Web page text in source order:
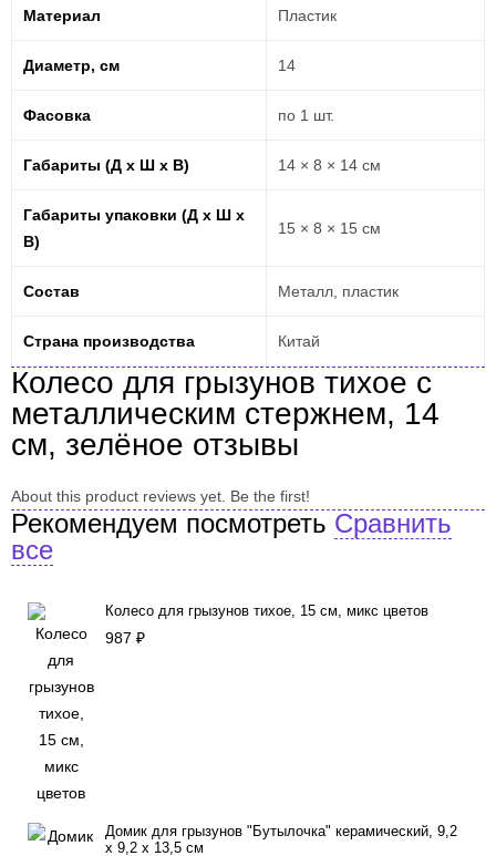
Материал Пластик
Диаметр, см 14
Фасовка по 1 шт.
Габариты (Д х Ш х В) 14 × 8 × 14 см
Габариты упаковки (Д х Ш х
В)
15 × 8 × 15 см
Состав Металл, пластик
Страна производства Китай
Колесо для грызунов тихое с
металлическим стержнем, 14
см, зелёное отзывы
About this product reviews yet. Be the first!
Рекомендуем посмотреть Сравнить
все
Колесо для грызунов тихое, 15 см, микс цветов
987 ₽
Домик для грызунов "Бутылочка" керамический, 9,2
х 9,2 х 13,5 см